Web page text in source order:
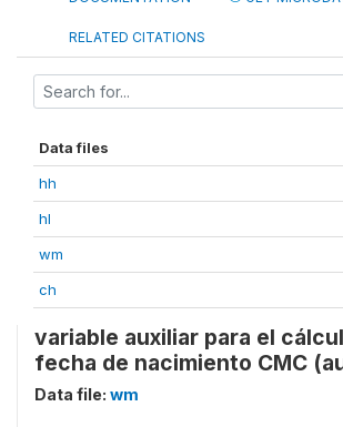
RELATED CITATIONS
Data files
hh
hl
wm
ch
variable auxiliar para el
fecha de nacimiento CMC
Data file: wm